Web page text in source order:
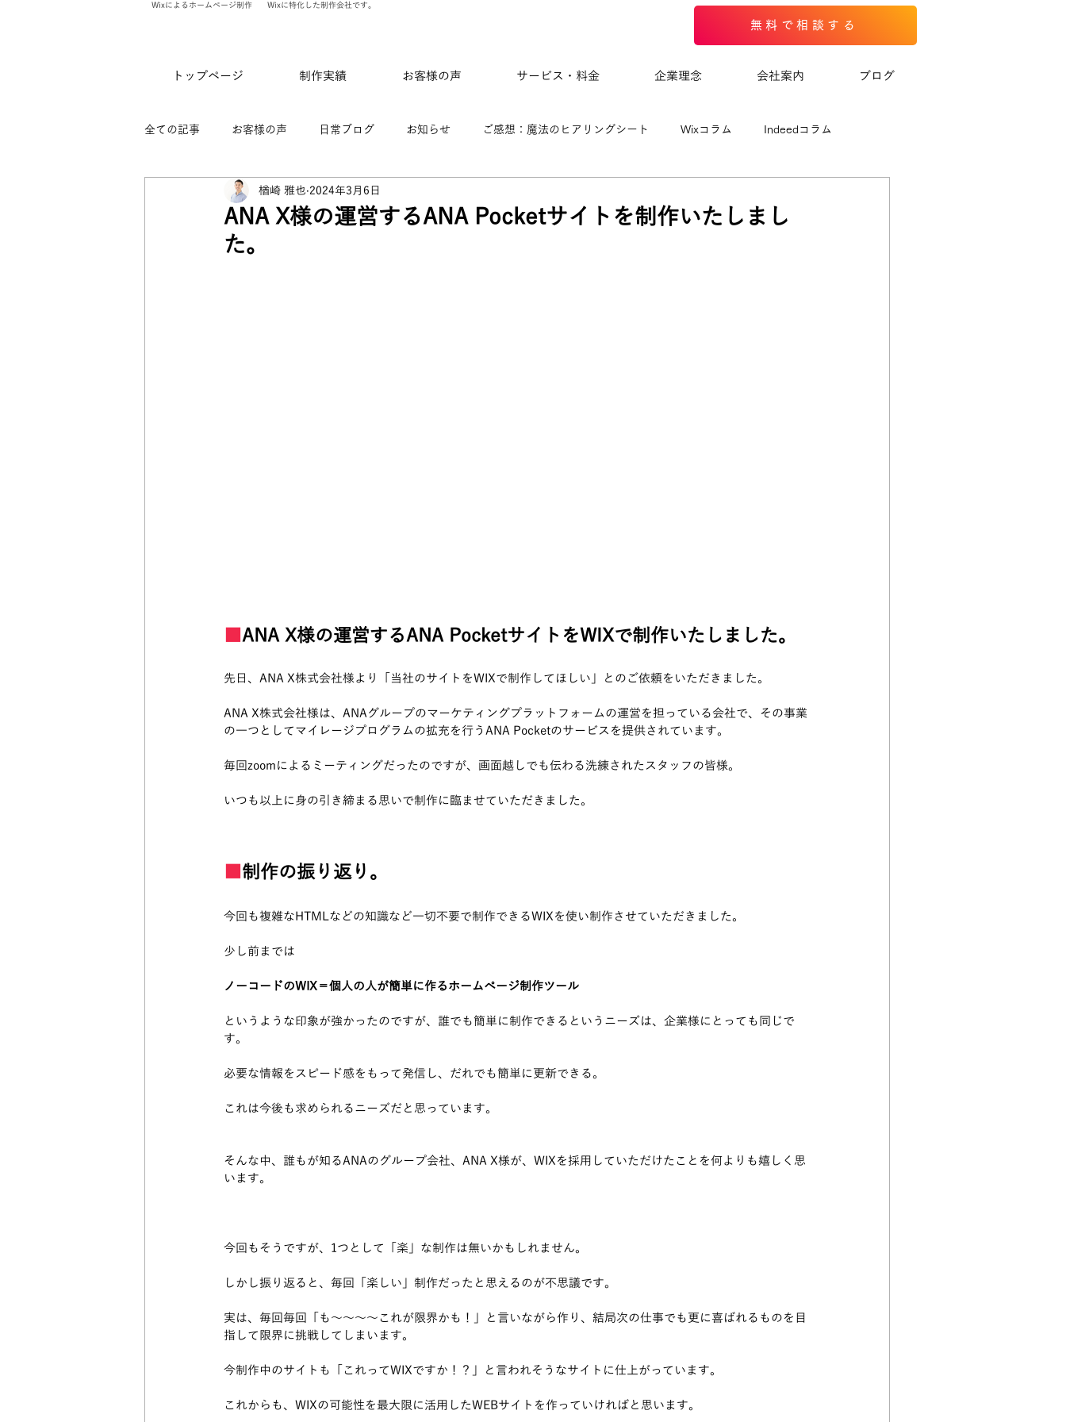
Wixによるホームページ制作 Wixに特化した制作会社です。
無料で相談する
トップページ 制作実績 お客様の声 サービス・料金 企業理念 会社案内 ブログ
全ての記事 お客様の声 日常ブログ お知らせ ご感想：魔法のヒアリングシート Wixコラム Indeedコラム
ありのま会員限定記事 WixVeloによる制作事例
ANA X様の運営するANA Pocketサイトを制作いたしまし
た。
楢崎 雅也 2024年3月6日
ANA X様の運営するANA PocketサイトをWIXで制作いたしました。
先日、ANA X株式会社様より「当社のサイトをWIXで制作してほしい」とのご依頼をいただきました。
ANA X株式会社様は、ANAグループのマーケティングプラットフォームの運営を担っている会社で、その事業
の一つとしてマイレージプログラムの拡充を行うANA Pocketのサービスを提供されています。
毎回zoomによるミーティングだったのですが、画面越しでも伝わる洗練されたスタッフの皆様。
いつも以上に身の引き締まる思いで制作に臨ませていただきました。
制作の振り返り。
今回も複雑なHTMLなどの知識など一切不要で制作できるWIXを使い制作させていただきました。
少し前までは
ノーコードのWIX＝個人の人が簡単に作るホームページ制作ツール
というような印象が強かったのですが、誰でも簡単に制作できるというニーズは、企業様にとっても同じで
す。
必要な情報をスピード感をもって発信し、だれでも簡単に更新できる。
これは今後も求められるニーズだと思っています。
そんな中、誰もが知るANAのグループ会社、ANA X様が、WIXを採用していただけたことを何よりも嬉しく思
います。
今回もそうですが、1つとして「楽」な制作は無いかもしれません。
しかし振り返ると、毎回「楽しい」制作だったと思えるのが不思議です。
実は、毎回毎回「も～～～～これが限界かも！」と言いながら作り、結局次の仕事でも更に喜ばれるものを目
指して限界に挑戦してしまいます。
今制作中のサイトも「これってWIXですか！？」と言われそうなサイトに仕上がっています。
これからも、WIXの可能性を最大限に活用したWEBサイトを作っていければと思います。